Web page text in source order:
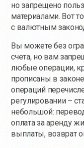
но запрещено
материалами. Вот
с валютным
Вы можете без
счета, но вам
любые операции,
прописаны в
операций
регулировании –
небольшой:
оплата за аренду
выплаты, возврат